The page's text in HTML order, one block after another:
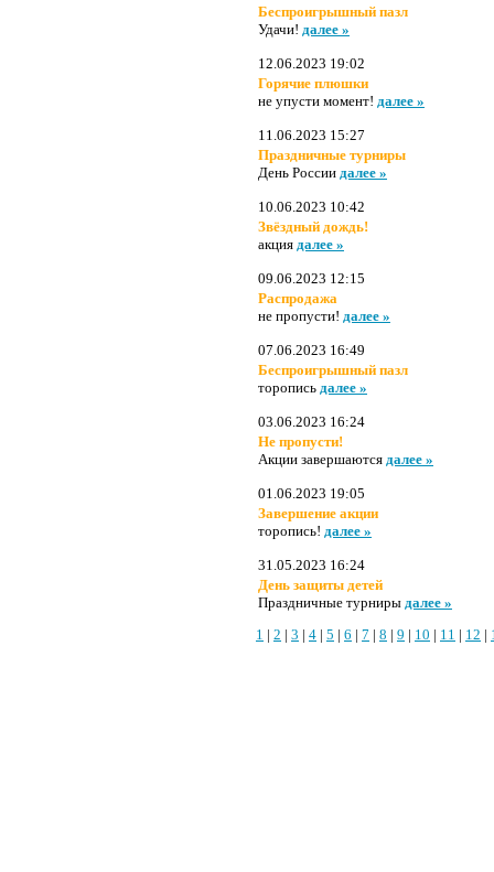
Беспроигрышный пазл
Удачи! далее »
12.06.2023 19:02
Горячие плюшки
не упусти момент! далее »
11.06.2023 15:27
Праздничные турниры
День России далее »
10.06.2023 10:42
Звёздный дождь!
акция далее »
09.06.2023 12:15
Распродажа
не пропусти! далее »
07.06.2023 16:49
Беспроигрышный пазл
торопись далее »
03.06.2023 16:24
Не пропусти!
Акции завершаются далее »
01.06.2023 19:05
Завершение акции
торопись! далее »
31.05.2023 16:24
День защиты детей
Праздничные турниры далее »
1 | 2 | 3 | 4 | 5 | 6 | 7 | 8 | 9 | 10 | 11 | 12 |